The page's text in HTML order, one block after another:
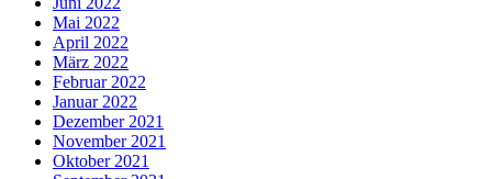
Mai 2022
April 2022
März 2022
Februar 2022
Januar 2022
Dezember 2021
November 2021
Oktober 2021